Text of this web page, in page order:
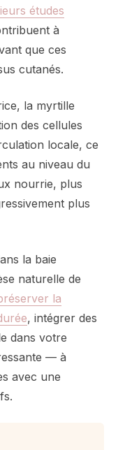
études
à
que ces
cutanés.
la myrtille
des cellules
locale, ce
au niveau du
nourrie, plus
plus
la baie
naturelle de
la
, intégrer des
dans votre
— à
avec une